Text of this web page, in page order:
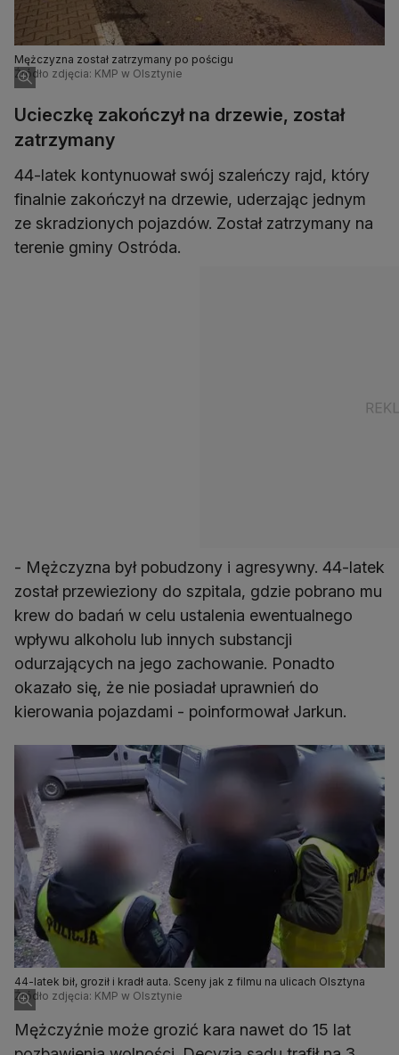
Mężczyzna został zatrzymany po pościgu
Źródło zdjęcia: KMP w Olsztynie
Ucieczkę zakończył na drzewie, został
zatrzymany
44-latek kontynuował swój szaleńczy rajd, który
finalnie zakończył na drzewie, uderzając jednym
ze skradzionych pojazdów. Został zatrzymany na
terenie gminy Ostróda.
- Mężczyzna był pobudzony i agresywny. 44-latek
został przewieziony do szpitala, gdzie pobrano mu
krew do badań w celu ustalenia ewentualnego
wpływu alkoholu lub innych substancji
odurzających na jego zachowanie. Ponadto
okazało się, że nie posiadał uprawnień do
kierowania pojazdami - poinformował Jarkun.
44-latek bił, groził i kradł auta. Sceny jak z filmu na ulicach Olsztyna
Źródło zdjęcia: KMP w Olsztynie
Mężczyźnie może grozić kara nawet do 15 lat